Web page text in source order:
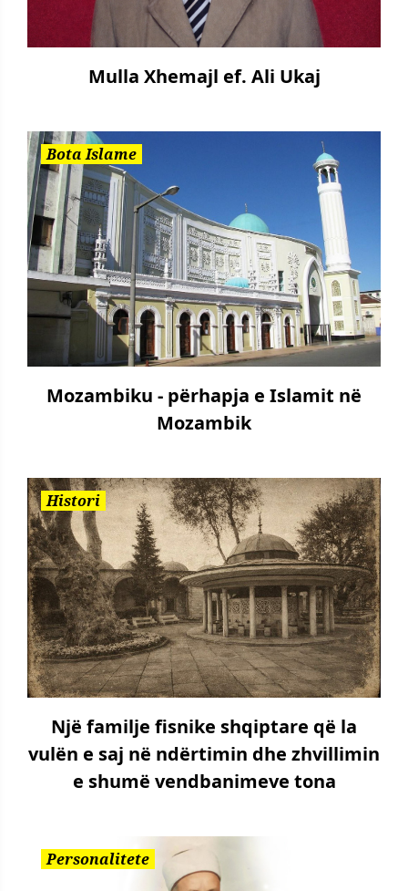
Mulla Xhemajl ef. Ali Ukaj
Bota Islame
Mozambiku - përhapja e Islamit në
Mozambik
Histori
Një familje fisnike shqiptare që la
vulën e saj në ndërtimin dhe zhvillimin
e shumë vendbanimeve tona
Personalitete